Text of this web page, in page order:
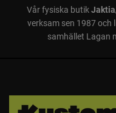
Vår fysiska butik
verksam sen 1987 och
samhället Lagan